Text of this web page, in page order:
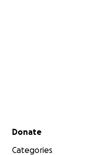
Secondary menu
Donate
Categories